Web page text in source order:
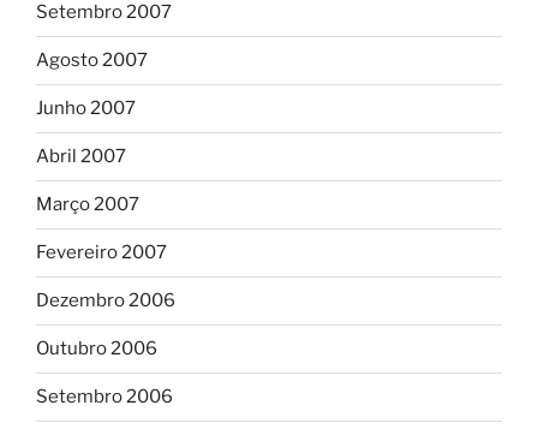
Setembro 2007
Agosto 2007
Junho 2007
Abril 2007
Março 2007
Fevereiro 2007
Dezembro 2006
Outubro 2006
Setembro 2006